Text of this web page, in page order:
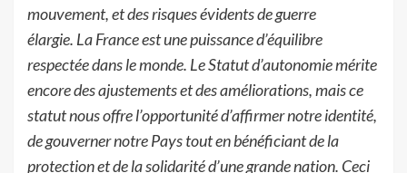
mouvement, et des risques évidents de guerre
élargie. LaFranceestunepuissanced’équilibre
respectéedanslemonde. LeStatutd’autonomie mérite
encore des ajustements et des améliorations, mais ce
statut nous offrel’opportunité d’affirmer notre identité,
de gouverner notre Pays tout en bénéficiant de la
protection et de la solidarité d’une grande nation. Ceci